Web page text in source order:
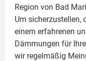
Region von Bad
Um sicherzustellen,
einem erfahrenen
Dämmungen für
wir regelmäßig